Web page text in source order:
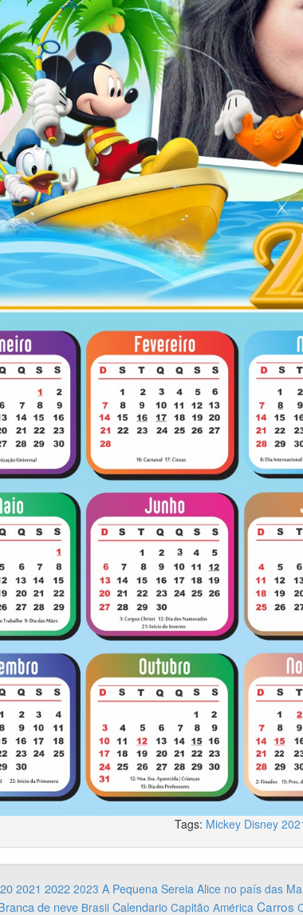
Tags: Mickey Disney
2021 2022 2023 A Pequena Sereia Alice no país das
de neve Brasil Calendario Capitão América Carros